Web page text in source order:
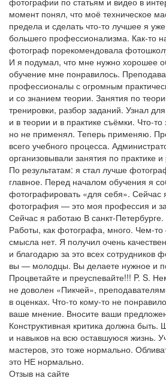
момент понял, что моё техническое
предела и сделать что-то лучшее я
большего профессионализма. Как-то
фотограф порекомендовала
И я подумал, что мне нужно хорошее
обучение мне понравилось.
профессионалы с огромным
и со знанием теории. Занятия по
тренировки, разбор заданий. Узнал
и в теории и в практике съёмки. Что-
но не применял. Теперь применяю.
всего учебного процесса.
организовывали занятия по практике и
По результатам: я стал лучше
главное. Перед началом обучения я
фотографировать «для себя». Сейчас
фотография — это моя профессия и
Сейчас я работаю В санкт-
Работы, как фотографа, много. Чем-
смысла нет. Я получил очень
и благодарю за это всех сотрудников
вы — молодцы. Вы делаете нужное и
Процветайте и преуспевайте!!! P. S.
не доволен «Пикчей»,
в оценках. Что-то кому-то не
ваше мнение. Вносите ваши
Конструктивная критика должна быть.
и навыков на всю оставшуюся жизнь.
мастеров, это тоже нормально.
это НЕ нормально.
Отзыв на сайте